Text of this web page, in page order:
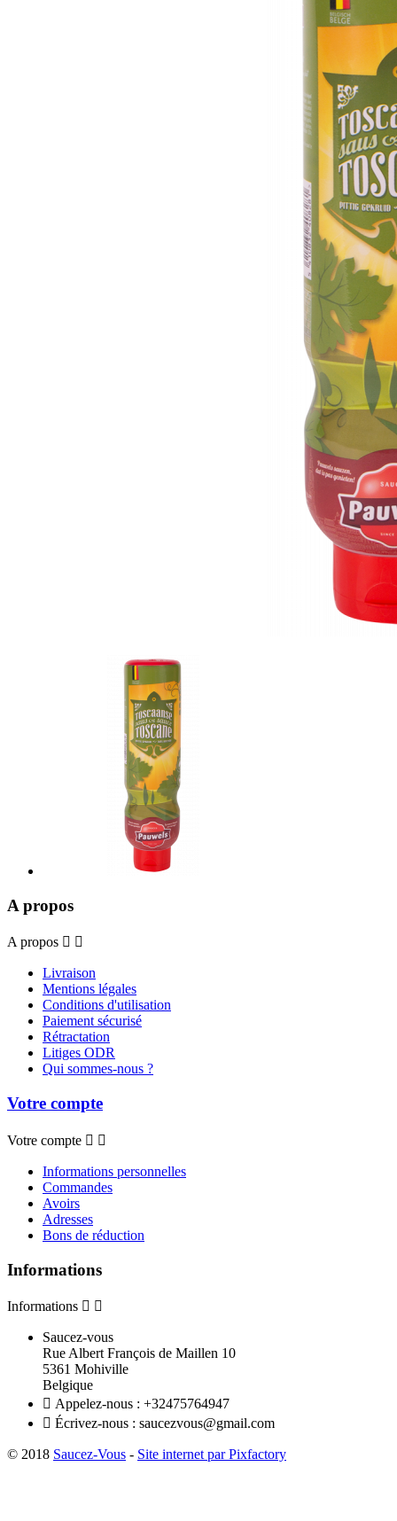
A propos
A propos  
Livraison
Mentions légales
Conditions d'utilisation
Paiement sécurisé
Rétractation
Litiges ODR
Qui sommes-nous ?
Votre compte
Votre compte  
Informations personnelles
Commandes
Avoirs
Adresses
Bons de réduction
Informations
Informations  
Saucez-vous
Rue Albert François de Maillen 10
5361 Mohiville
Belgique
 Appelez-nous : +32475764947
 Écrivez-nous : saucezvous@gmail.com
© 2018 Saucez-Vous - Site internet par Pixfactory